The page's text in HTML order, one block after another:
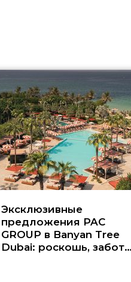
Эксклюзивные
предложения PAC
GROUP в Banyan Tree
Dubai: роскошь, забота